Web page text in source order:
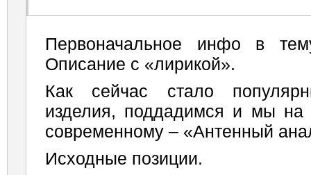
Первоначальное инфо в
Описание с «лирикой».
Как сейчас стало
изделия, поддадимся и мы на
современному – «Антенный
Исходные позиции.